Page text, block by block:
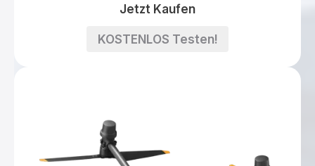
Kaufen
Jetzt Kaufen
KOSTENLOS
KOSTENLOS Testen!